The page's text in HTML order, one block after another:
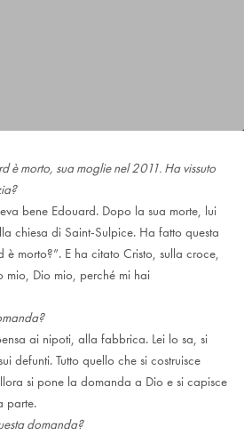
morto, sua moglie nel 2011. Ha vissuto
bene Edouard. Dopo la sua morte, lui
chiesa di Saint-Sulpice. Ha fatto questa
è morto?”. E ha citato Cristo, sulla croce,
mio, Dio mio, perché mi hai
ai nipoti, alla fabbrica. Lei lo sa, si
defunti. Tutto quello che si costruisce
si pone la domanda a Dio e si capisce
parte.
domanda?